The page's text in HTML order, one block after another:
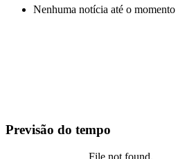
Nenhuma notícia até o momento
Previsão do tempo